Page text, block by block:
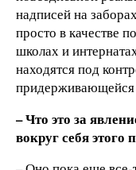
надписей на
просто в качестве
школах и
находятся под
придерживающейся
– Что это за
вокруг себя этого